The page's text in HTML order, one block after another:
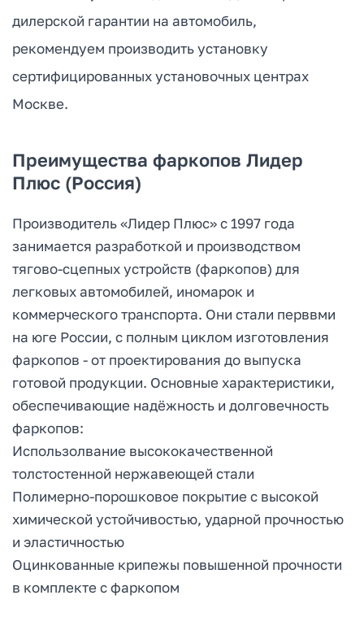
дилерской гарантии на автомобиль,
рекомендуем производить установку
сертифицированных установочных центрах
Москве.
Преимущества фаркопов Лидер
Плюс (Россия)
Производитель «Лидер Плюс» с 1997 года
занимается разработкой и производством
тягово-сцепных устройств (фаркопов) для
легковых автомобилей, иномарок и
коммерческого транспорта. Они стали перввми
на юге России, с полным циклом изготовления
фаркопов - от проектирования до выпуска
готовой продукции. Основные характеристики,
обеспечивающие надёжность и долговечность
фаркопов:
Использолвание высококачественной
толстостенной нержавеющей стали
Полимерно-порошковое покрытие с высокой
химической устойчивостью, ударной прочностью
и эластичностью
Оцинкованные крипежы повышенной прочности
в комплекте с фаркопом